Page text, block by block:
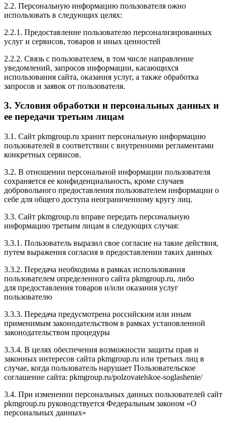
2.2. Персональную информацию пользователя ожно
использовать в следующих целях:
2.2.1. Предоставление пользователю персонализированных
услуг и сервисов, товаров и иных ценностей
2.2.2. Связь с пользователем, в том числе направление
уведомлений, запросов информации, касающихся
использования сайта, оказания услуг, а также обработка
запросов и заявок от пользователя.
3. Условия обработки и персональных данных и
ее передачи третьим лицам
3.1. Сайт pkmgroup.ru хранит персональную информацию
пользователей в соответствии с внутренними регламентами
конкретных сервисов.
3.2. В отношении персональной информации пользователя
сохраняется ее конфиденциальность, кроме случаев
добровольного предоставления пользователем информации о
себе для общего доступа неограниченному кругу лиц.
3.3. Сайт pkmgroup.ru вправе передать персональную
информацию третьим лицам в следующих случая:
3.3.1. Пользователь выразил свое согласие на такие действия,
путем выражения согласия в предоставлении таких данных
3.3.2. Передача необходима в рамках использования
пользователем определенного сайта pkmgroup.ru, либо
для предоставления товаров и/или оказания услуг
пользователю
3.3.3. Передача предусмотрена российским или иным
применимым законодательством в рамках установленной
законодательством процедуры
3.3.4. В целях обеспечения возможности защиты прав и
законных интересов сайта pkmgroup.ru или третьих лиц в
случае, когда пользователь нарушает Пользовательское
соглашение сайта: pkmgroup.ru/polzovatelskoe-soglashenie/
3.4. При изменении персональных данных пользователей сайт
pkmgroup.ru руководствуется Федеральным законом «О
персональных данных»